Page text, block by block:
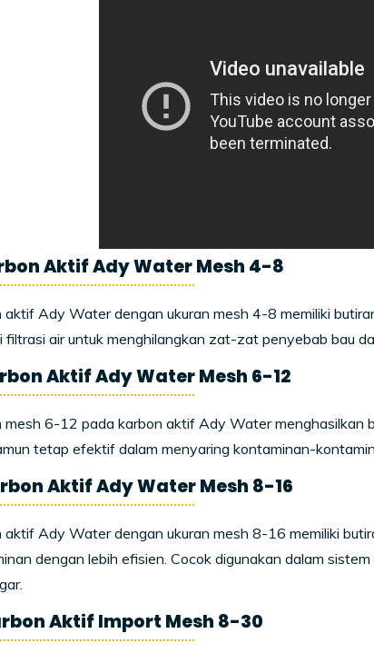
Aktif Ady Water Mesh 4-8
aktif Ady Water dengan ukuran mesh 4-8 memiliki
filtrasi air untuk menghilangkan zat-zat penyebab bau
Aktif Ady Water Mesh 6-12
mesh 6-12 pada karbon aktif Ady Water menghasilkan
tetap efektif dalam menyaring kontaminan-
Aktif Ady Water Mesh 8-16
aktif Ady Water dengan ukuran mesh 8-16 memiliki
dengan lebih efisien. Cocok digunakan dalam
Aktif Import Mesh 8-30